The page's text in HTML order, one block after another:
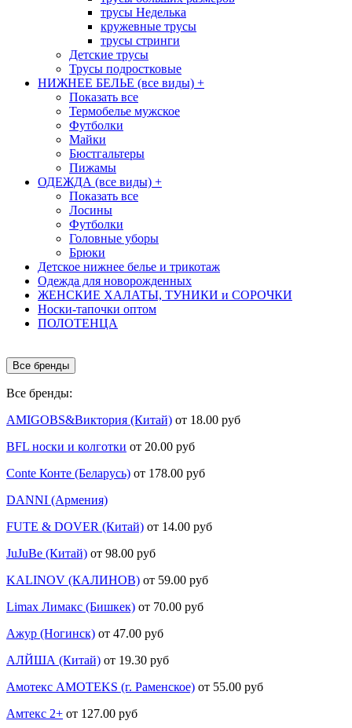
трусы Неделька
кружевные трусы
трусы стринги
Детские трусы
Трусы подростковые
НИЖНЕЕ БЕЛЬЕ (все виды) +
Показать все
Термобелье мужское
Футболки
Майки
Бюстгальтеры
Пижамы
ОДЕЖДА (все виды) +
Показать все
Лосины
Футболки
Головные уборы
Брюки
Детское нижнее белье и трикотаж
Одежда для новорожденных
ЖЕНСКИЕ ХАЛАТЫ, ТУНИКИ и СОРОЧКИ
Носки-тапочки оптом
ПОЛОТЕНЦА
Все бренды
Все бренды:
AMIGOBS&Виктория (Китай) от 18.00 руб
BFL носки и колготки от 20.00 руб
Conte Конте (Беларусь) от 178.00 руб
DANNI (Армения)
FUTE & DOVER (Китай) от 14.00 руб
JuJuBe (Китай) от 98.00 руб
KALINOV (КАЛИНОВ) от 59.00 руб
Limax Лимакс (Бишкек) от 70.00 руб
Ажур (Ногинск) от 47.00 руб
АЛЙША (Китай) от 19.30 руб
Амотекс AMOTEKS (г. Раменское) от 55.00 руб
Амтекс 2+ от 127.00 руб